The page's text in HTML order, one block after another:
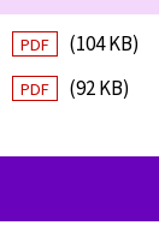
PDF
(104 KB)
PDF (92 KB)